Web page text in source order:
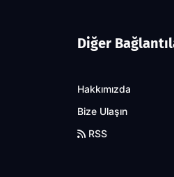
Diğer
Hakkımızda
Bize Ulaşın
RSS